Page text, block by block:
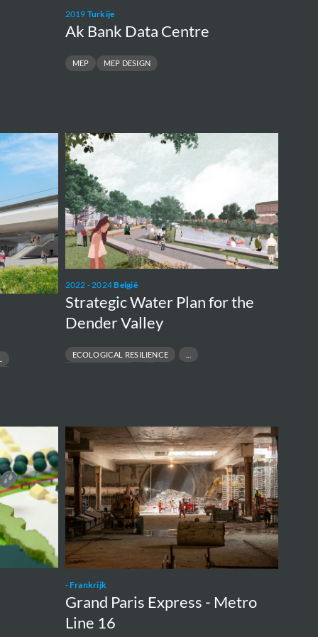
2019 Turkije
Ak Bank Data Centre
MEP MEP DESIGN
2022 - 2024België
Strategic Water Plan for the
Dender Valley
ECOLOGICAL RESILIENCE
Strategic
Water
Plan
for
the
Dender
Valley
-Frankrijk
Grand Paris Express - Metro
Line 16
Grand
Paris
Express
-
Metro
Line
16